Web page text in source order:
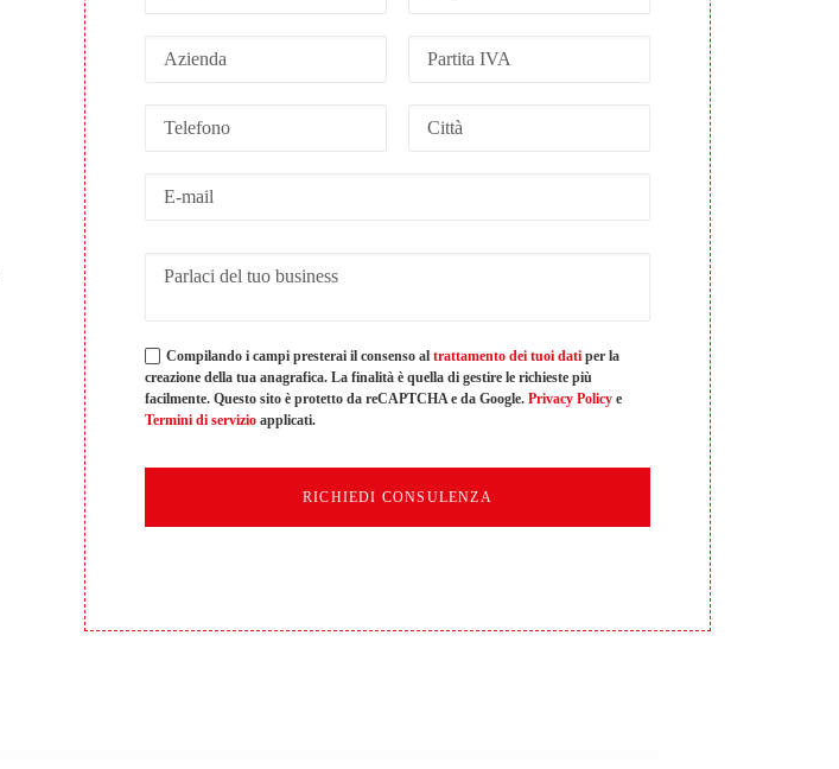
Compilando i campi presterai il consenso al trattamento dei tuoi dati per la
creazione della tua anagrafica. La finalità è quella di gestire le richieste più
facilmente. Questo sito è protetto da reCAPTCHA e da Google. Privacy Policy e
Termini di servizio applicati.
RICHIEDI CONSULENZA